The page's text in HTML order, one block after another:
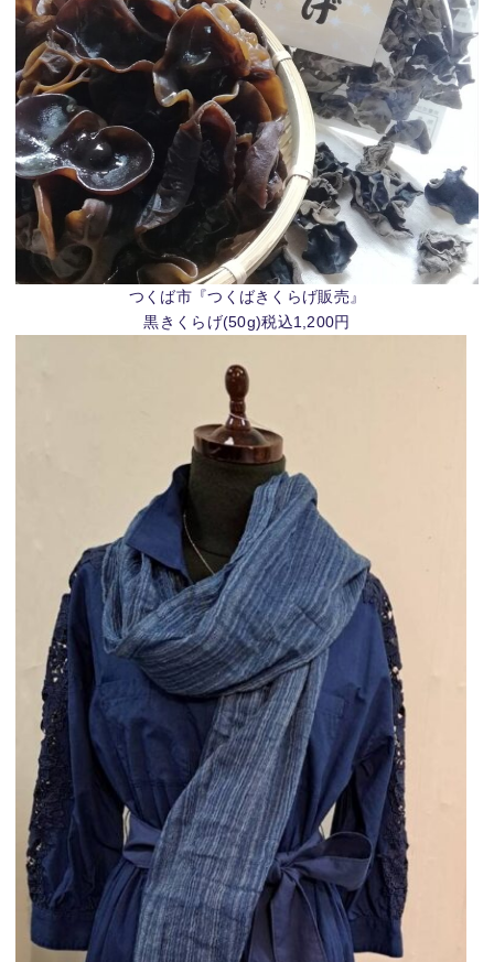
つくば市『つくばきくらげ販売』
黒きくらげ(50g)税込1,200円